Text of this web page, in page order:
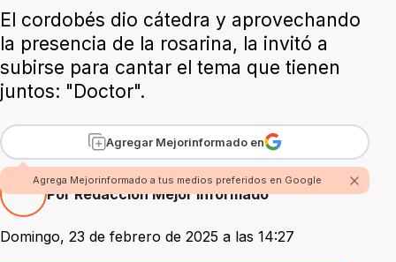
El cordobés dio cátedra y aprovechando
la presencia de la rosarina, la invitó a
subirse para cantar el tema que tienen
juntos: "Doctor".
Agregar Mejorinformado en
Agrega Mejorinformado a tus medios preferidos en Google
Por Redacción Mejor Informado
Domingo, 23 de febrero de 2025 a las 14:27